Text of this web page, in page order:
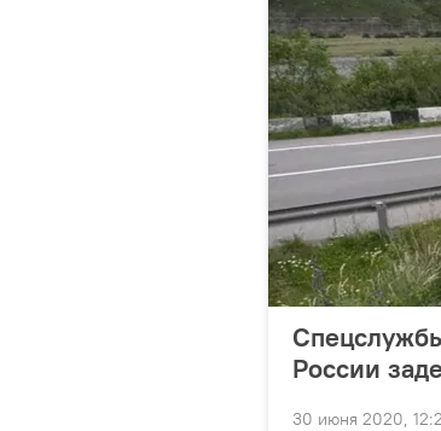
России
30 июня 2020,